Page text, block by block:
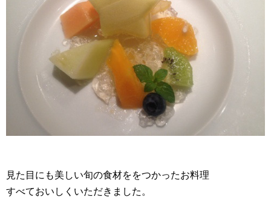
見た目にも美しい旬の食材ををつかったお料理
すべておいしくいただきました。